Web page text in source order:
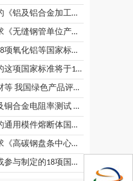
广投柳铝参编的《铝及铝合金加工产品包装、标志、运输、贮存》国家标准正式发布
工信部公开征求《无缝钢管单位产品能源消耗技术要求》等4项黑色冶金行业标准报批意见
中铝检测牵头18项氧化铝等国家标准发布
山钢主持制定的这项国家标准将于12月1日施行
涵盖家电、建材等 我国绿色产品评价国家标准已覆盖47项产品
国家标准《铜及铜合金电阻率测试 四探针法》获批立项
我国牵头修订的通用模件熔断体国际标准发布
工信部公开征求《高碳钢盘条中心马氏体评定方法》等4项黑色冶金行业标准外文版报批意见
中铝检测牵头或参与制定的18项国家标准正式发布